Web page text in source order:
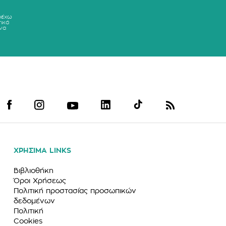
ΧΡΗΣΙΜΑ LINKS
Βιβλιοθήκη
Όροι Χρήσεως
Πολιτική προστασίας προσωπικών
δεδομένων
Πολιτική
Cookies